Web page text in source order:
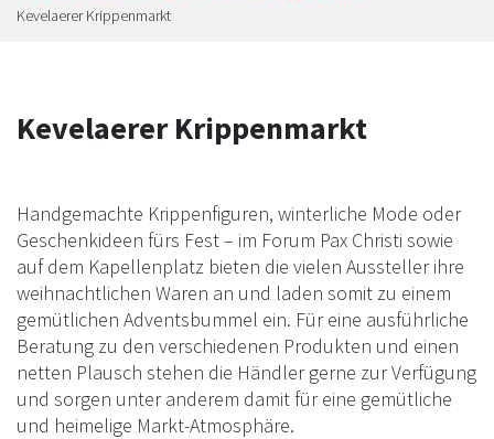
Kevelaerer Krippenmarkt
Kevelaerer Krippenmarkt
Handgemachte Krippenfiguren, winterliche Mode oder
Geschenkideen fürs Fest – im Forum Pax Christi sowie
auf dem Kapellenplatz bieten die vielen Aussteller ihre
weihnachtlichen Waren an und laden somit zu einem
gemütlichen Adventsbummel ein. Für eine ausführliche
Beratung zu den verschiedenen Produkten und einen
netten Plausch stehen die Händler gerne zur Verfügung
und sorgen unter anderem damit für eine gemütliche
und heimelige Markt-Atmosphäre.